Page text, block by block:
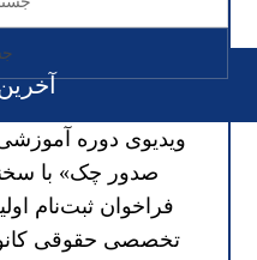
صدور چک» با
فراخوان ثبت‌نام
تخصصی حقوقی